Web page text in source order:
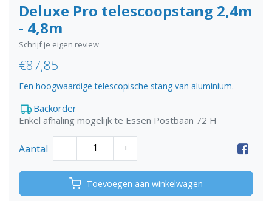
Deluxe Pro telescoopstang 2,4m
- 4,8m
Schrijf je eigen review
€87,85
Een hoogwaardige telescopische stang van aluminium.
Backorder
Enkel afhaling mogelijk te Essen Postbaan 72 H
Aantal - +
Toevoegen aan winkelwagen